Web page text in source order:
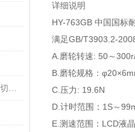
详细说明
HY-763GB 中国国标
满足GB/T3903.2-
A. 磨轮转速: 50～
B. 磨轮规格：φ20×
C. 压力: 19.6N
D. 计时范围： 1S～
E. 测速范围： LCD液